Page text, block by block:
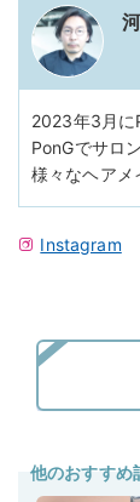
2023年3月に
PonGでサロ
様々なヘアメ
Instagram
他のおすすめ